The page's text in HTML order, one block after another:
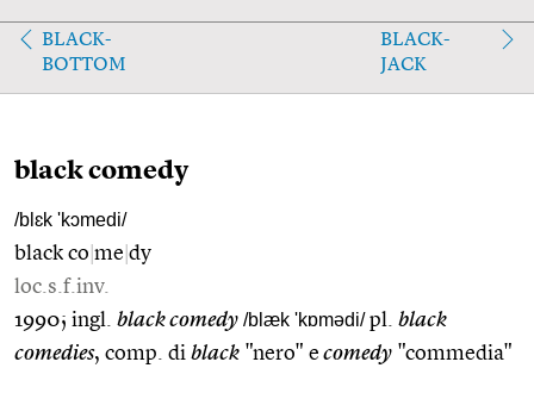
BLACK-
BOTTOM
BLACK-
JACK
black comedy
/blɛk 'kɔmedi/
black co me dy
loc.s.f.inv.
1990; ingl. black comedy /blæk 'kɒmədi/pl. black
comedies, comp. di black "nero" e comedy "commedia"